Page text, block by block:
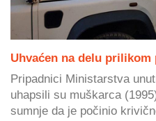
Uhvaćen na delu prilikom
Pripadnici Ministarstva
uhapsili su muškarca
sumnje da je počinio